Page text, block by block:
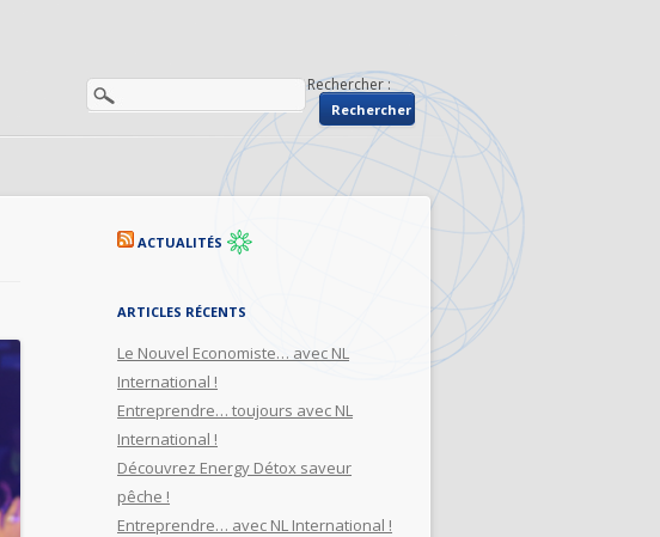
Rechercher :
ACTUALITÉS
ARTICLES RÉCENTS
Le Nouvel Economiste… avec NL
International !
Entreprendre… toujours avec NL
International !
Découvrez Energy Détox saveur
pêche !
Entreprendre… avec NL International !